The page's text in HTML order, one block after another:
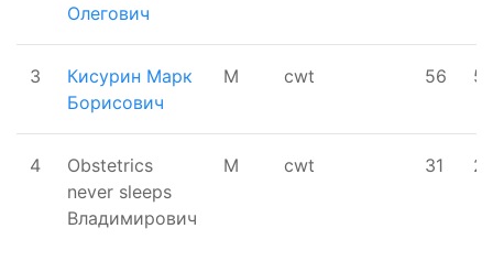
Олегович
3
Кисурин Марк
Борисович
М cwt 56
4
Obstetrics
never sleeps
Владимирович
М cwt 31 21